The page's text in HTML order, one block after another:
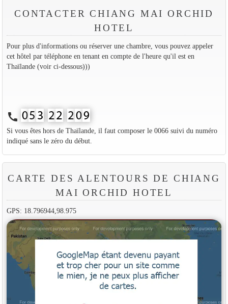
CONTACTER CHIANG MAI ORCHID
HOTEL
Pour plus d'informations ou réserver une chambre, vous pouvez appeler
cet hôtel par téléphone en tenant en compte de l'heure qu'il est en
Thaïlande (voir ci-dessous)))
call
Si vous êtes hors de Thaïlande, il faut composer le 0066 suivi du numéro
indiqué sans le zéro du début.
CARTE DES ALENTOURS DE CHIANG
MAI ORCHID HOTEL
GPS: 18.796944,98.975